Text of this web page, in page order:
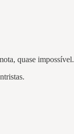
quase impossível.